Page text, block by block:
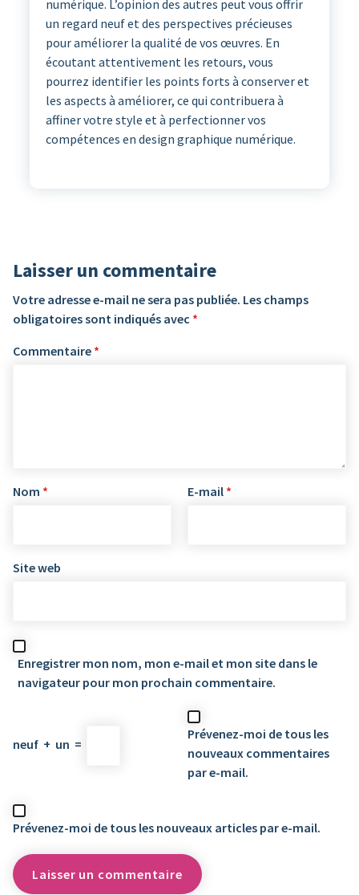
numérique. L’opinion des autres peut vous offrir
un regard neuf et des perspectives précieuses
pour améliorer la qualité de vos œuvres. En
écoutant attentivement les retours, vous
pourrez identifier les points forts à conserver et
les aspects à améliorer, ce qui contribuera à
affiner votre style et à perfectionner vos
compétences en design graphique numérique.
Laisser un commentaire
Votre adresse e-mail ne sera pas publiée. Les champs
obligatoires sont indiqués avec *
Commentaire *
Nom * E-mail *
Site web
Enregistrer mon nom, mon e-mail et mon site dans le
navigateur pour mon prochain commentaire.
neuf + un =
Prévenez-moi de tous les
nouveaux commentaires
par e-mail.
Prévenez-moi de tous les nouveaux articles par e-mail.